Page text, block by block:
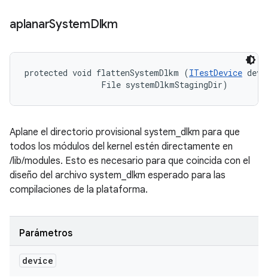
aplanarSystemDlkm
protected void flattenSystemDlkm (ITestDevice
                File systemDlkmStagingDir)
Aplane el directorio provisional system_dlkm para que
todos los módulos del kernel estén directamente en
/lib/modules. Esto es necesario para que coincida con el
diseño del archivo system_dlkm esperado para las
compilaciones de la plataforma.
Parámetros
device